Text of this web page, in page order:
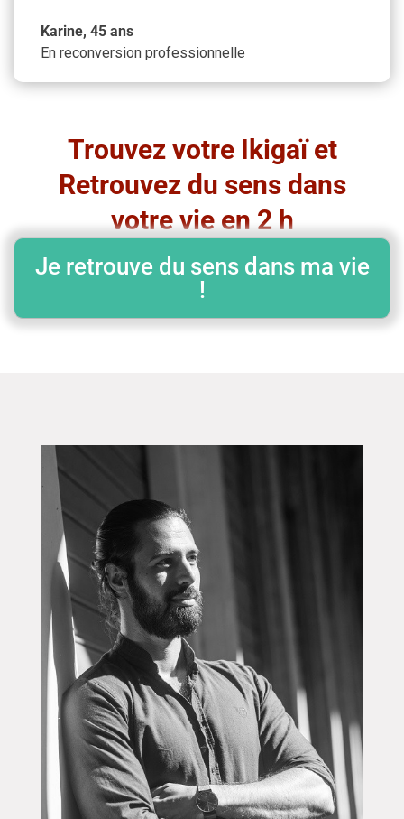
Karine, 45 ans
En reconversion professionnelle
Trouvez votre Ikigaï et
Retrouvez du sens dans
votre vie en 2 h
Je retrouve du sens dans ma vie
!